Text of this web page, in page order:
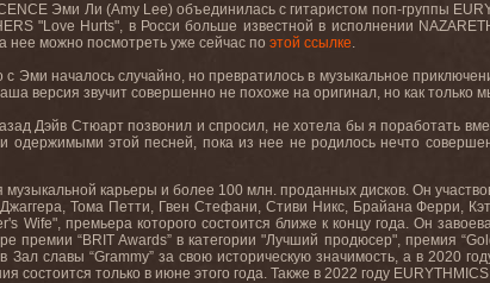
Эми Ли (Amy Lee)объединилась с гитаристом поп-группы
"Love Hurts", в Росси больше известной в исполнении
нее можно посмотреть уже сейчас по этой ссылке.
с Эми началось случайно, но превратилось в музыкальное
версия звучит совершенно не похоже на оригинал, но как только
Дэйв Стюарт позвонил и спросил, не хотела бы я поработать
одержимыми этой песней, пока из нее не родилось нечто
карьеры и более 100 млн. проданных дисков. Он
Тома Петти, Гвен Стефани, Стиви Никс, Брайана Ферри,
's Wife", премьера которого состоится ближе к концу года. Он
премии “BRIT Awards” в категории "Лучший продюсер", премия “
Зал славы “Grammy” за свою историческую значимость, а в 2020
состоится только в июне этого года. Также в 2022 году EURYTHMICS